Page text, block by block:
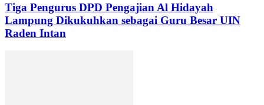
Tiga Pengurus DPD Pengajian Al Hidayah
Lampung Dikukuhkan sebagai Guru Besar UIN
Raden Intan